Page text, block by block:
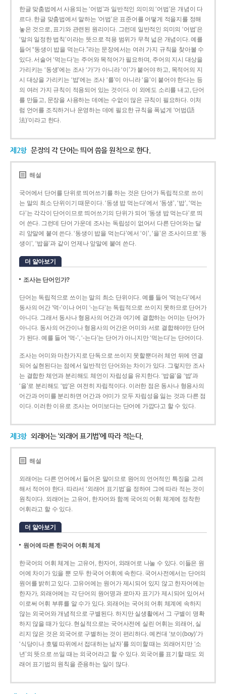
한글 맞춤법에서 사용되는 ‘어법’과 일반적인 의미의 ‘어법’은 개념이 다
르다. 한글 맞춤법에서 말하는 ‘어법’은 표준어를 어떻게 적을지를 정해
놓은 것으로, 표기와 관련된 원리이다. 그런데 일반적인 의미의 ‘어법’은
‘말의 일정한 법칙’이라는 뜻으로 적용 범위가 무척 넓은 개념이다. 예를
들어 “동생이 밥을 먹는다.”라는 문장에서는 여러 가지 규칙을 찾아볼 수
있다. 서술어 ‘먹는다’는 주어와 목적어가 필요하며, 주어의 지시 대상을
가리키는 ‘동생’에는 조사 ‘가’가 아니라 ‘이’가 붙어야 하고, 목적어의 지
시 대상을 가리키는 ‘밥’에는 조사 ‘를’이 아니라 ‘을’이 붙어야 한다는 등
의 여러 가지 규칙이 적용되어 있는 것이다. 이 외에도 소리를 내고, 단어
를 만들고, 문장을 사용하는 데에는 수없이 많은 규칙이 필요하다. 이처
럼 언어를 조직하거나 운영하는 데에 필요한 규칙을 폭넓게 ‘어법(語
法)’이라고 한다.
제2항 문장의 각 단어는 띄어 씀을 원칙으로 한다.
해설
국어에서 단어를 단위로 띄어쓰기를 하는 것은 단어가 독립적으로 쓰이
는 말의 최소 단위이기 때문이다. ‘동생 밥 먹는다’에서 ‘동생’, ‘밥’, ‘먹는
다’는 각각이 단어이므로 띄어쓰기의 단위가 되어 ‘동생 밥 먹는다’로 띄
어 쓴다. 그런데 단어 가운데 조사는 독립성이 없어서 다른 단어와는 달
리 앞말에 붙여 쓴다. ‘동생이 밥을 먹는다’에서 ‘이’, ‘을’은 조사이므로 ‘동
생이’, ‘밥을’과 같이 언제나 앞말에 붙여 쓴다.
더 알아보기
조사는 단어인가?
단어는 독립적으로 쓰이는 말의 최소 단위이다. 예를 들어 ‘먹는다’에서
동사의 어간 ‘먹-­’이나 어미 ‘­-는다’는 독립적으로 쓰이지 못하므로 단어가
아니다. 그래서 동사나 형용사의 어간과 여기에 결합하는 어미는 단어가
아니다. 동사의 어간이나 형용사의 어간은 어미와 서로 결합해야만 단어
가 된다. 예를 들어 ‘먹-’, ‘-는다’는 단어가 아니지만 ‘먹는다’는 단어이다.
조사는 어미와 마찬가지로 단독으로 쓰이지 못할뿐더러 체언 뒤에 연결
되어 실현된다는 점에서 일반적인 단어와는 차이가 있다. 그렇지만 조사
는 결합한 체언과 분리해도 체언이 자립성을 유지한다. ‘밥을’을 ‘밥’과
‘을’로 분리해도 ‘밥’은 여전히 자립적이다. 이러한 점은 동사나 형용사의
어간과 어미를 분리하면 어간과 어미가 모두 자립성을 잃는 것과 다른 점
이다. 이러한 이유로 조사는 어미보다는 단어에 가깝다고 할 수 있다.
제3항 외래어는 ‘외래어 표기법’에 따라 적는다.
해설
외래어는 다른 언어에서 들어온 말이므로 원어의 언어적인 특징을 고려
해서 적어야 한다. 따라서 ‘외래어 표기법’을 정하여 그에 따라 적는 것이
원칙이다. 외래어는 고유어, 한자어와 함께 국어의 어휘 체계에 정착한
어휘라고 할 수 있다.
더 알아보기
원어에 따른 한국어 어휘 체계
한국어의 어휘 체계는 고유어, 한자어, 외래어로 나눌 수 있다. 이들은 원
어에 차이가 있을 뿐 모두 한국어 어휘에 속한다. 국어사전에서는 단어의
원어를 밝히고 있다. 고유어에는 원어가 제시되어 있지 않고 한자어에는
한자가, 외래어에는 각 단어의 원어명과 로마자 표기가 제시되어 있어서
이로써 어휘 부류를 알 수가 있다. 외래어는 국어의 어휘 체계에 속하지
않는 외국어와 개념적으로 구별된다. 하지만 실생활에서 그 구별이 명확
하지 않을 때가 있다. 현실적으로는 국어사전에 실린 어휘는 외래어, 실
리지 않은 것은 외국어로 구별하는 것이 편리하다. 예컨대 ‘보이(boy)’가
‘식당이나 호텔 따위에서 접대하는 남자’를 의미할 때는 외래어지만 ‘소
년’의 뜻으로 쓰일 때는 외국어라고 할 수 있다. 외국어를 표기할 때도 외
래어 표기법의 원칙을 준용하는 일이 많다.